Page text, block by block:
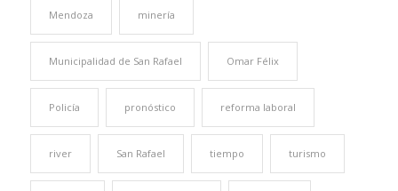
Mendoza minería
Municipalidad de San Rafael Omar Félix
Policía pronóstico reforma laboral
river San Rafael tiempo turismo